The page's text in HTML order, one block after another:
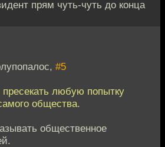
прям чуть-чуть до конца
#5
любую попытку
общества.
общественное